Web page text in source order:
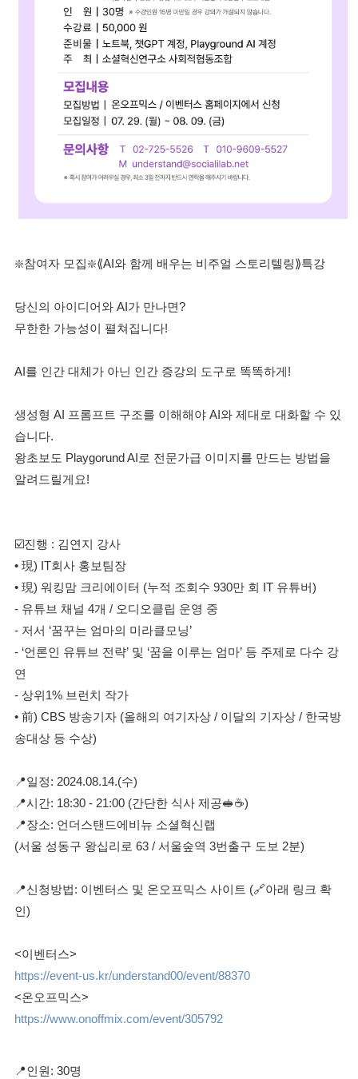
❇️참여자 모집❇️⟪AI와 함께 배우는 비주얼 스토리텔링⟫특강
당신의 아이디어와 AI가 만나면?
무한한 가능성이 펼쳐집니다!
AI를 인간 대체가 아닌 인간 증강의 도구로 똑똑하게!
생성형 AI 프롬프트 구조를 이해해야 AI와 제대로 대화할 수 있
습니다.
왕초보도 Playgorund AI로 전문가급 이미지를 만드는 방법을
알려드릴게요!
☑️진행 : 김연지 강사
• 現) IT회사 홍보팀장
• 現) 워킹맘 크리에이터 (누적 조회수 930만 회 IT 유튜버)
- 유튜브 채널 4개 / 오디오클립 운영 중
- 저서 ‘꿈꾸는 엄마의 미라클모닝’
- ‘언론인 유튜브 전략’ 및 ‘꿈을 이루는 엄마’ 등 주제로 다수 강
연
- 상위1% 브런치 작가
• 前) CBS 방송기자 (올해의 여기자상 / 이달의 기자상 / 한국방
송대상 등 수상)
📍일정: 2024.08.14.(수)
📍시간: 18:30 - 21:00 (간단한 식사 제공🥪☕)
📍장소: 언더스탠드에비뉴 소셜혁신랩
(서울 성동구 왕십리로 63 / 서울숲역 3번출구 도보 2분)
📍신청방법: 이벤터스 및 온오프믹스 사이트 (🔗아래 링크 확
인)
<이벤터스>
https://event-us.kr/understand00/event/88370
<온오프믹스>
https://www.onoffmix.com/event/305792
📍인원: 30명